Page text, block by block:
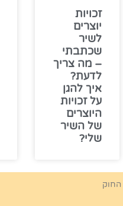
זכויות
יוצרים
לשיר
שכתבתי
– מה צריך
לדעת?
איך להגן
על זכויות
היוצרים
של השיר
שלי?
החוק